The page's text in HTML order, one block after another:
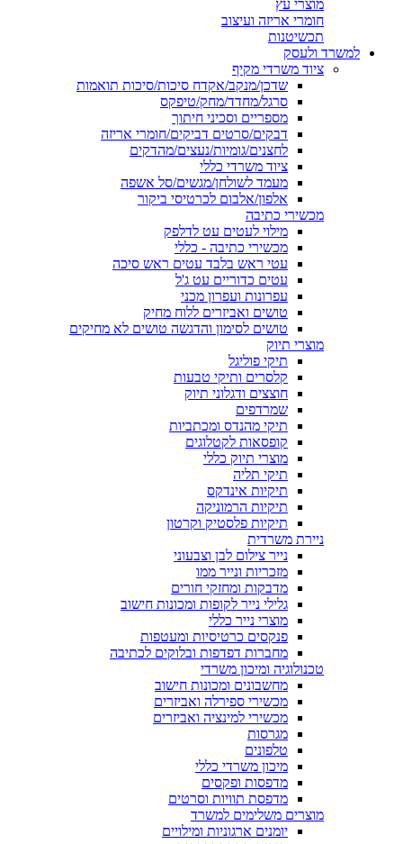
מוצרי עץ
חומרי אריזה ועיצוב
תכשיטנות
למשרד ולעסק
ציוד משרדי מקיף
שדכן/מנקב/אקדח סיכות/סיכות תואמות
סרגל/מחדד/מחק/טיפקס
מספריים וסכיני חיתוך
דבקים/סרטים דביקים/חומרי אריזה
לחצנים/גומיות/נעצים/מהדקים
ציוד משרדי כללי
מעמד לשולחן/מגשים/סל אשפה
אלפון/אלבום לכרטיסי ביקור
מכשירי כתיבה
מילוי לעטים עט לדלפק
מכשירי כתיבה - כללי
עטי ראש בלבד עטים ראש סיכה
עטים כדוריים עט ג'ל
עפרונות ועפרון מכני
טושים ואביזרים ללוח מחיק
טושים לסימון והדגשה טושים לא מחיקים
מוצרי תיוק
תיקי פוליגל
קלסרים ותיקי טבעות
חוצצים ודגלוני תיוק
שמרדפים
תיקי מהנדס ומכתביות
קופסאות לקטלוגים
מוצרי תיוק כללי
תיקי תליה
תיקיות אינדקס
תיקיות הרמוניקה
תיקיות פלסטיק וקרטון
ניירת משרדית
נייר צילום לבן וצבעוני
מזכריות ונייר ממו
מדבקות ומחזקי חורים
גלילי נייר לקופות ומכונות חישוב
מוצרי נייר כללי
פנקסים כרטיסיות ומעטפות
מחברות דפדפות ובלוקים לכתיבה
טכנולוגיה ומיכון משרדי
מחשבונים ומכונות חישוב
מכשירי ספירלה ואביזרים
מכשירי למינציה ואביזרים
מגרסות
טלפונים
מיכון משרדי כללי
מדפסות ופקסים
מדפסת תוויות וסרטים
מוצרים משלימים למשרד
יומנים ארגוניות ומילויים